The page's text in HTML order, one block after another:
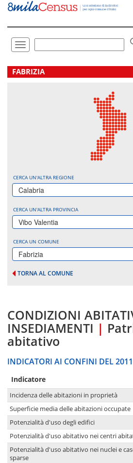
Vai
direttamente
Toggle
navigation
.
FABRIZIA
CERCA UN'ALTRA REGIONE
Calabria
CERCA UN'ALTRA PROVINCIA
Vibo Valentia
CERCA UN COMUNE
Fabrizia
TORNA AL COMUNE
CONDIZIONI
INSEDIAMENTI |
abitativo
INDICATORI AI CONFINI DEL 2011
Indicatore
Incidenza delle abitazioni in proprietà
Superficie media delle abitazioni occupate
Potenzialità d'uso degli edifici
Potenzialità d'uso abitativo nei centri
Potenzialità d'uso abitativo nei nuclei e
sparse